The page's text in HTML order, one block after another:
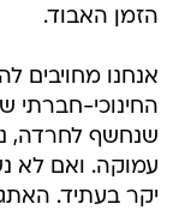
הזמן האבוד.
אנחנו מחויבים
החינוכי-חברתי
שנחשף לחרדה,
עמוקה. ואם לא
יקר בעתיד.